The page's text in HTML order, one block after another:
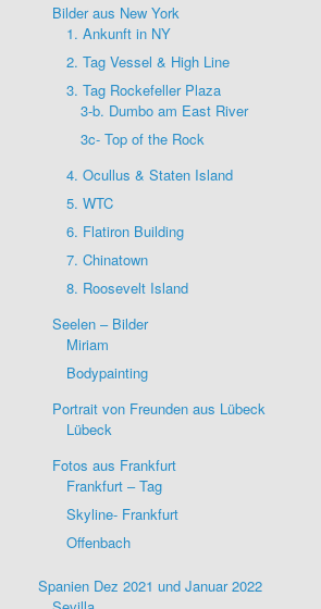
Bilder aus New York
1. Ankunft in NY
2. Tag Vessel & High Line
3. Tag Rockefeller Plaza
3-b. Dumbo am East River
3c- Top of the Rock
4. Ocullus & Staten Island
5. WTC
6. Flatiron Building
7. Chinatown
8. Roosevelt Island
Seelen – Bilder
Miriam
Bodypainting
Portrait von Freunden aus Lübeck
Lübeck
Fotos aus Frankfurt
Frankfurt – Tag
Skyline- Frankfurt
Offenbach
Spanien Dez 2021 und Januar 2022